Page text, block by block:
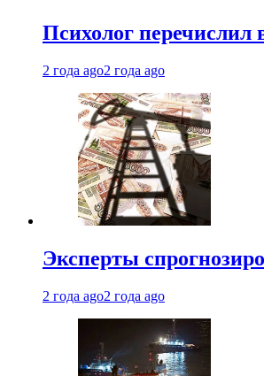
Психолог перечислил
2 года ago2 года ago
Эксперты
2 года ago2 года ago